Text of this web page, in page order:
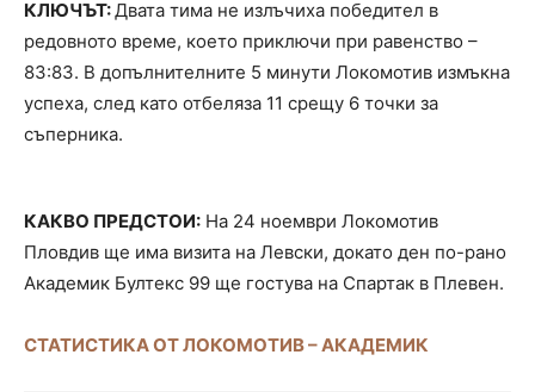
КЛЮЧЪТ: Двата тима не излъчиха победител в
редовното време, което приключи при равенство –
83:83. В допълнителните 5 минути Локомотив измъкна
успеха, след като отбеляза 11 срещу 6 точки за
съперника.
КАКВО ПРЕДСТОИ: На 24 ноември Локомотив
Пловдив ще има визита на Левски, докато ден по-рано
Академик Бултекс 99 ще гостува на Спартак в Плевен.
СТАТИСТИКА ОТ ЛОКОМОТИВ – АКАДЕМИК